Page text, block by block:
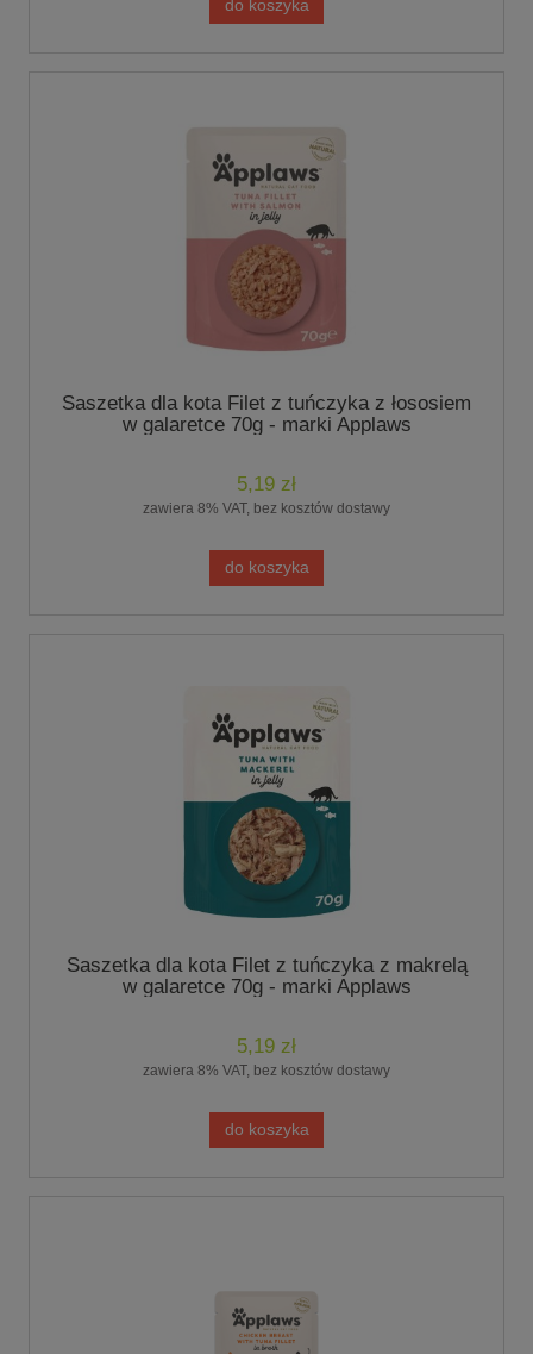
do koszyka
Saszetka dla kota Filet z tuńczyka z łososiem
w galaretce 70g - marki Applaws
5,19 zł
zawiera 8% VAT, bez kosztów dostawy
do koszyka
Saszetka dla kota Filet z tuńczyka z makrelą
w galaretce 70g - marki Applaws
5,19 zł
zawiera 8% VAT, bez kosztów dostawy
do koszyka